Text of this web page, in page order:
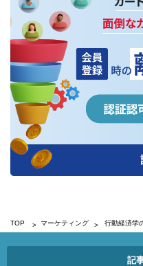
TOP マーケティング 行動経済学
記